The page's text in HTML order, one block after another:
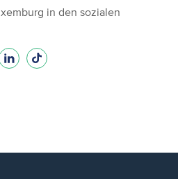
in den sozialen